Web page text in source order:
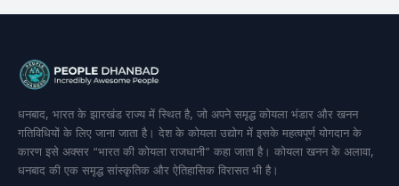
धनबाद, भारत के झारखंड राज्य में स्थित है, जो अपने समृद्ध कोयला भंडार और खनन
गतिविधियों के लिए जाना जाता है। देश के कोयला उद्योग में इसके महत्वपूर्ण योगदान के
कारण इसे अक्सर “भारत की कोयला राजधानी” कहा जाता है। कोयला खनन के अलावा,
धनबाद की एक समृद्ध सांस्कृतिक और ऐतिहासिक विरासत भी है।